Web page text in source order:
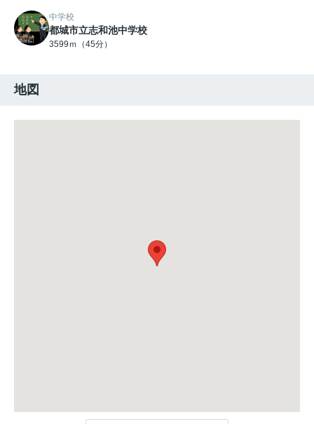
中学校
都城市立志和池中学校
3599ｍ（45分）
地図